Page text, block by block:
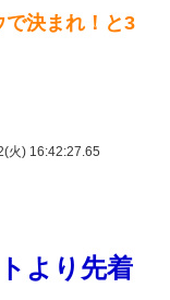
で決まれ！と3
火) 16:42:27.65
より先着